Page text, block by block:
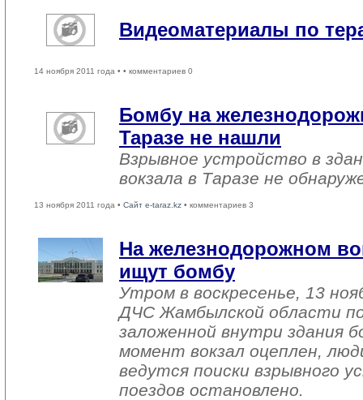
Видеоматериалы по
14 ноября 2011 года • • комментариев 0
Бомбу на
Таразе не нашли
Взрывное устройство в
вокзала в Таразе не
13 ноября 2011 года • Сайт e-taraz.kz • комментариев 3
На железнодорожном
ищут бомбу
Утром в воскресенье, 13
ДЧС Жамбылской области
заложенной внутри здания
момент вокзал оцеплен,
ведутся поиски взрывного
поездов остановлено.